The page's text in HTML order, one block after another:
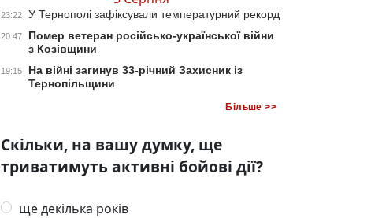
23:22 У Тернополі зафіксували температурний рекорд
20:47
Помер ветеран російсько-української війни
з Козівщини
19:15
На війні загинув 33-річний Захисник із
Тернопільщини
Більше >>
Скільки, на вашу думку, ще
триватимуть активні бойові дії?
ще декілька років